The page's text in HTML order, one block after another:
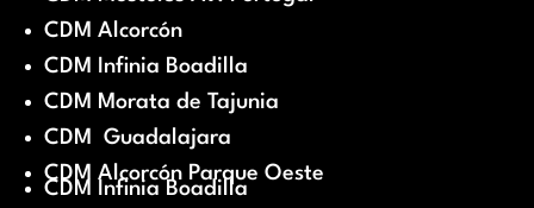
CDM Alcorcón
CDM Infinia Boadilla
CDM Morata de Tajunia
CDM Guadalajara
CDM Alcorcón Parque Oeste
CDM Infinia Boadilla